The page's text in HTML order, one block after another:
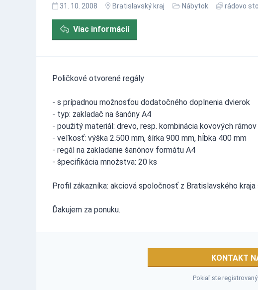
31. 10. 2008 Bratislavský kraj Nábytok rádovo
Viac informácií
Poličkové otvorené regály
- s prípadnou možnosťou dodatočného doplnenia dvierok
- typ: zakladač na šanóny A4
- použitý materiál: drevo, resp. kombinácia kovových
- veľkosť: výška 2.500 mm, šírka 900 mm, hĺbka 400 mm
- regál na zakladanie šanónov formátu A4
- špecifikácia množstva: 20 ks
Profil zákazníka: akciová spoločnosť z Bratislavského
Ďakujem za ponuku.
KONTAKT
Pokiaľ ste